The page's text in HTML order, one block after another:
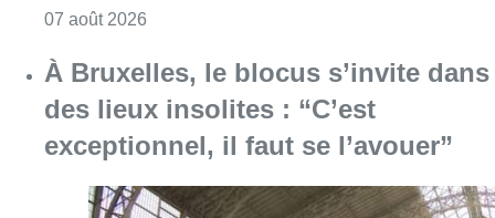
07 août 2026
À Bruxelles, le blocus s’invite dans
des lieux insolites : “C’est
exceptionnel, il faut se l’avouer”